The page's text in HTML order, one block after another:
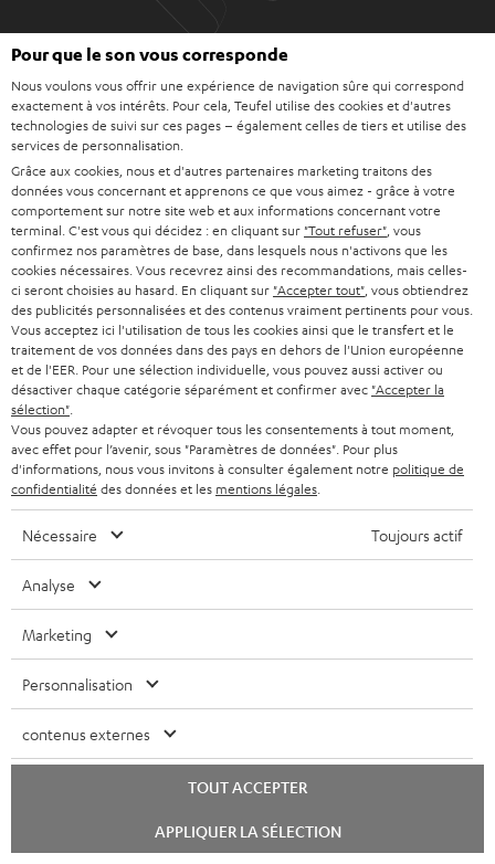
Téléchargement et support
D
o
c
u
m
e
n
t
s
t
é
l
c
h
a
r
g
Mode d’emploi: AIRY TWS PRO
Guide de démarrage rapide: AIRY TWS PRO
Déclaration de conformité: AIRY TWS PRO
Livret de sécurité: AIRY TWS PRO
p
a
g
e
.
p
o
d
u
c
t
Teufel Go App - Apple App Store
Teufel Go App - Google Play
I
f
r
m
a
o
Informations relatives à l’expédition
n
f
o
Lundi-vendredi de 09:00 à 17:00 ; fermé le samedi,
dimanche
chat
Pour que le son vous corresponde
Nous voulons vous offrir une expérience de navigation sûre qui correspond
exactement à vos intérêts. Pour cela, Teufel utilise des cookies et d'autres
technologies de suivi sur ces pages – également celles de tiers et utilise des
services de personnalisation.
Grâce aux cookies, nous et d'autres partenaires marketing traitons des
données vous concernant et apprenons ce que vous aimez - grâce à votre
comportement sur notre site web et aux informations concernant votre
terminal. C'est vous qui décidez : en cliquant sur "Tout refuser" , vous
confirmez nos paramètres de base, dans lesquels nous n'activons que les
cookies nécessaires. Vous recevrez ainsi des recommandations, mais celles-
ci seront choisies au hasard. En cliquant sur "Accepter tout" , vous obtiendrez
des publicités personnalisées et des contenus vraiment pertinents pour vous.
Vous acceptez ici l'utilisation de tous les cookies ainsi que le transfert et le
traitement de vos données dans des pays en dehors de l'Union européenne
et de l'EER. Pour une sélection individuelle, vous pouvez aussi activer ou
désactiver chaque catégorie séparément et confirmer avec "Accepter la
sélection"
Vous pouvez adapter et révoquer tous les consentements à tout moment,
avec effet pour l’avenir, sous "Paramètres de données". Pour plus
d'informations, nous vous invitons à consulter également notre politique de
confidentialité des données et les mentions légales
Nécessaire Toujours actif
Analyse
Marketing
Personnalisation
contenus externes
TOUT ACCEPTER
APPLIQUER LA SÉLECTION